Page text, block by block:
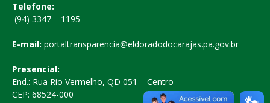
Telefone:
(94) 3347 – 1195
E-mail: portaltransparencia@eldoradodocarajas.pa.gov.br
Presencial:
End.: Rua Rio Vermelho, QD 051 – Centro
CEP: 68524-000